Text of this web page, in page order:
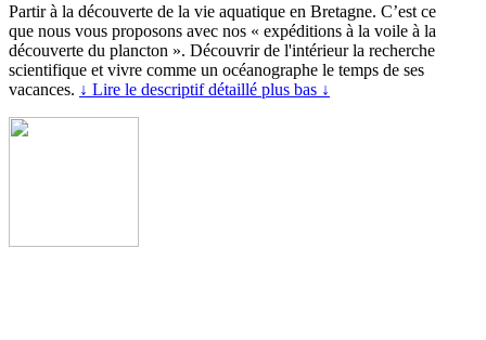
Partir à la découverte de la vie aquatique en Bretagne. C’est ce
que nous vous proposons avec nos « expéditions à la voile à la
découverte du plancton ». Découvrir de l'intérieur la recherche
scientifique et vivre comme un océanographe le temps de ses
vacances. ↓ Lire le descriptif détaillé plus bas ↓